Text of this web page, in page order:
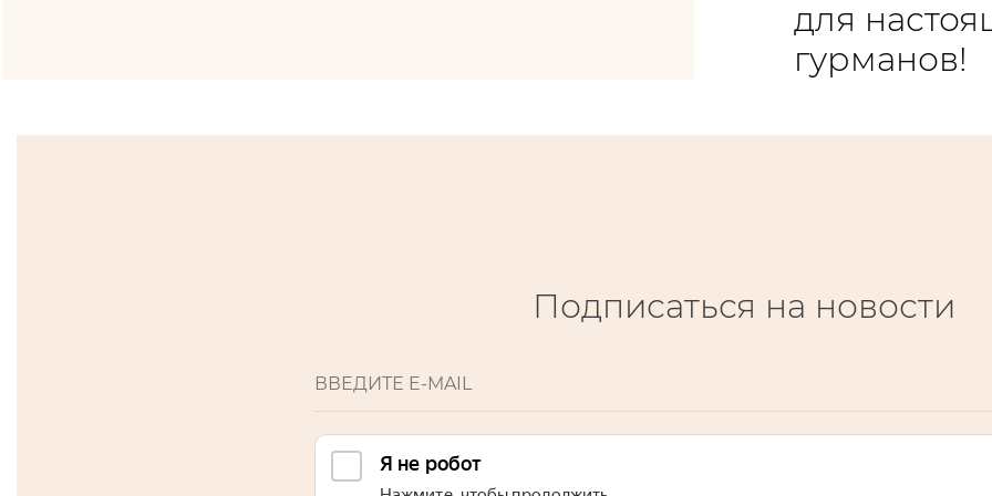
для
гурманов!
Подписаться на новости